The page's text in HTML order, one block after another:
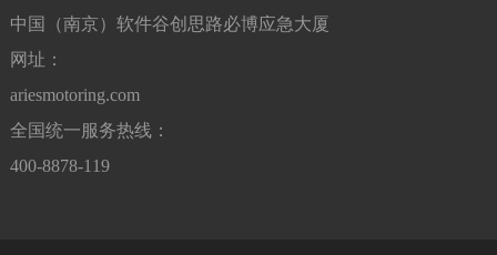
中国（南京）软件谷创思路必博应急大厦
网址：
ariesmotoring.com
全国统一服务热线：
400-8878-119